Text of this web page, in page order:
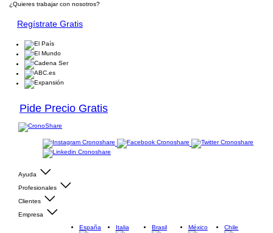
¿Quieres trabajar con nosotros?
Regístrate Gratis
Pide Precio Gratis
Ayuda
Profesionales
Clientes
Empresa
España
Italia Brasil México Chile